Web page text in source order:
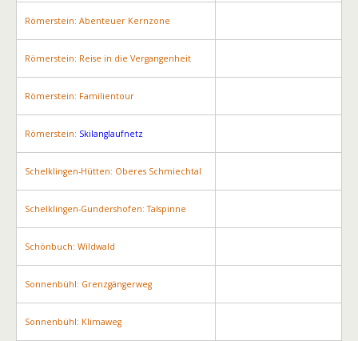
Römerstein: Abenteuer Kernzone
Römerstein: Reise in die Vergangenheit
Römerstein: Familientour
Römerstein: Skilanglaufnetz
Schelklingen-Hütten: Oberes Schmiechtal
Schelklingen-Gundershofen: Talspinne
Schönbuch: Wildwald
Sonnenbühl: Grenzgängerweg
Sonnenbühl: Klimaweg